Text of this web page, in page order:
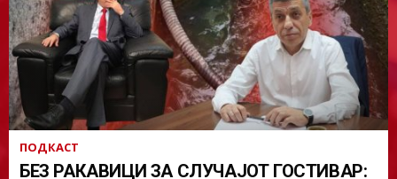
ПОДКАСТ
БЕЗ РАКАВИЦИ ЗА СЛУЧАЈОТ ГОСТИВАР: